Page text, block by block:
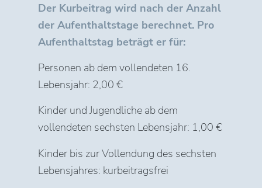
Der Kurbeitrag wird nach der Anzahl
der Aufenthaltstage berechnet. Pro
Aufenthaltstag beträgt er für:
Personen ab dem vollendeten 16.
Lebensjahr: 2,00 €
Kinder und Jugendliche ab dem
vollendeten sechsten Lebensjahr: 1,00 €
Kinder bis zur Vollendung des sechsten
Lebensjahres: kurbeitragsfrei